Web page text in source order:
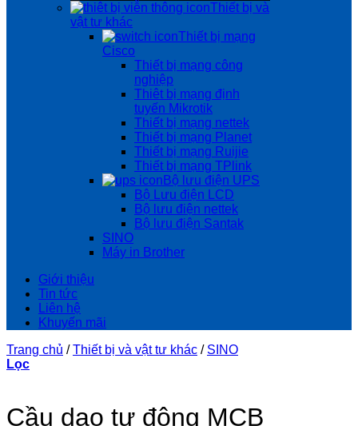
Thiết bị và
vật tư khác
Thiết bị mạng
Cisco
Thiết bị mạng công
nghiệp
Thiêt bị mạng định
tuyến Mikrotik
Thiết bị mạng nettek
Thiết bị mạng Planet
Thiết bị mạng Ruijie
Thiết bị mạng TPlink
Bộ lưu điện UPS
Bộ Lưu điện LCD
Bộ lưu điện nettek
Bộ lưu điện Santak
SINO
Máy in Brother
Giới thiệu
Tin tức
Liên hệ
Khuyến mãi
Trang chủ / Thiết bị và vật tư khác / SINO
Lọc
Cầu dao tự động MCB